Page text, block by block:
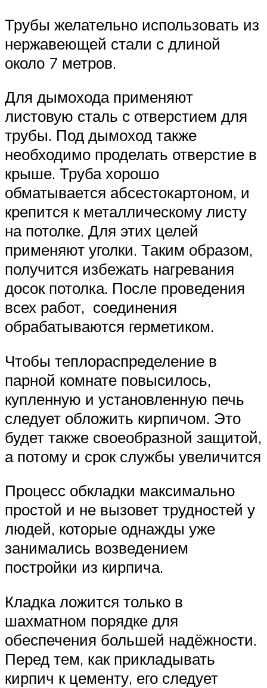
Трубы желательно использовать из
нержавеющей стали с длиной
около 7 метров.
Для дымохода применяют
листовую сталь с отверстием для
трубы. Под дымоход также
необходимо проделать отверстие в
крыше. Труба хорошо
обматывается абсестокартоном, и
крепится к металлическому листу
на потолке. Для этих целей
применяют уголки. Таким образом,
получится избежать нагревания
досок потолка. После проведения
всех работ, соединения
обрабатываются герметиком.
Чтобы теплораспределение в
парной комнате повысилось,
купленную и установленную печь
следует обложить кирпичом. Это
будет также своеобразной защитой,
а потому и срок службы увеличится
Процесс обкладки максимально
простой и не вызовет трудностей у
людей, которые однажды уже
занимались возведением
постройки из кирпича.
Кладка ложится только в
шахматном порядке для
обеспечения большей надёжности.
Перед тем, как прикладывать
кирпич к цементу, его следует